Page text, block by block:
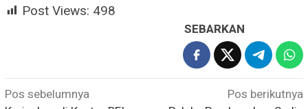
Post Views: 498
SEBARKAN
Navigasi
Pos sebelumnya
Pos berikutnya